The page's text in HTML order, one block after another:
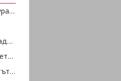
Магическите комбинации на клавиатурата
Николо Паганини – гений, демон, ненадминат виртуоз
10 неща, които обожаваме в стареенето (продължение)
Историята на Боян Петров - алпинистът, преборил рака